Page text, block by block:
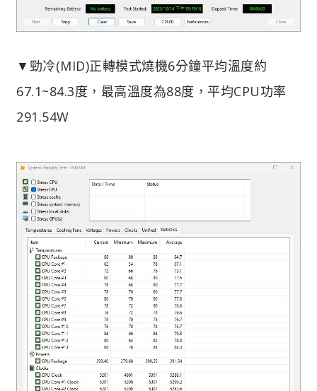
▼勁冷(MID)正轉模式燒機6分鐘平均溫度約
67.1~84.3度，最高溫度為88度，平均CPU功率
291.54W